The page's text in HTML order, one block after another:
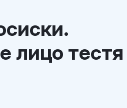
лицо тестя